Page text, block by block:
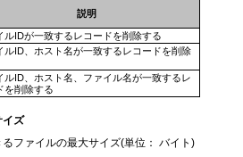
説明
ルIDが一致するレコードを削除する
ルID、ホスト名が一致するレコードを削除
ルID、ホスト名、ファイル名が一致するレ
を削除する
イズ
ファイルの最大サイズ(単位： バイト)